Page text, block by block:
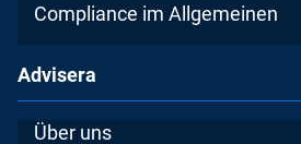
Compliance im Allgemeinen
Advisera
Über uns